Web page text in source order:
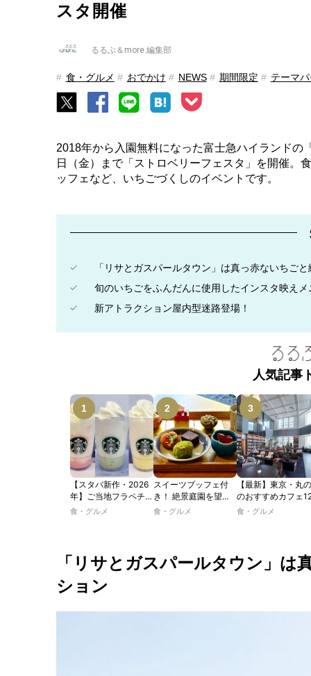
スタ開催
るるぶ＆more.編集部
食・グルメ おでかけ NEWS 期間限定 テーマ
2018年から入園無料になった富士急ハイランド
日（金）まで「ストロベリーフェスタ」を開催。
ッフェなど、いちごづくしのイベントです。
「リサとガスパールタウン」は真っ赤ないちご
旬のいちごをふんだんに使用したインスタ映え
新アトラクション屋内型迷路登場！
人気記事
【スタバ新作・2026
年】ご当地フラペチー
ノが新登場！ 地域と
PROGRAM」が青
森・群馬・沖縄で始
動。6種類を飲んで実
食レポート
食・グルメ
スイーツブッフェ付
き！ 絶景庭園を望む
ホテルレストランで味
食・グルメ
【最新】東京・丸
のおすすめカフェ
選｜ひとりでゆっ
ルラウンジまで！
食・グルメ
「リサとガスパールタウン」は
ション